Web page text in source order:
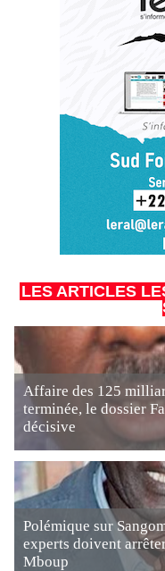
LES ARTICLES
Affaire des 125
terminée, le dossier
décisive
Polémique sur
experts doivent
Mboup